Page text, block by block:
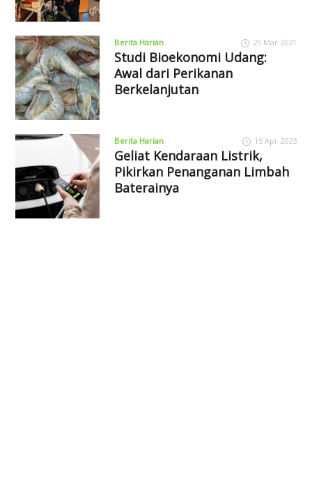
Berita Harian 25 Mar 2021
Studi Bioekonomi Udang:
Awal dari Perikanan
Berkelanjutan
Berita Harian 15 Apr 2023
Geliat Kendaraan Listrik,
Pikirkan Penanganan Limbah
Baterainya